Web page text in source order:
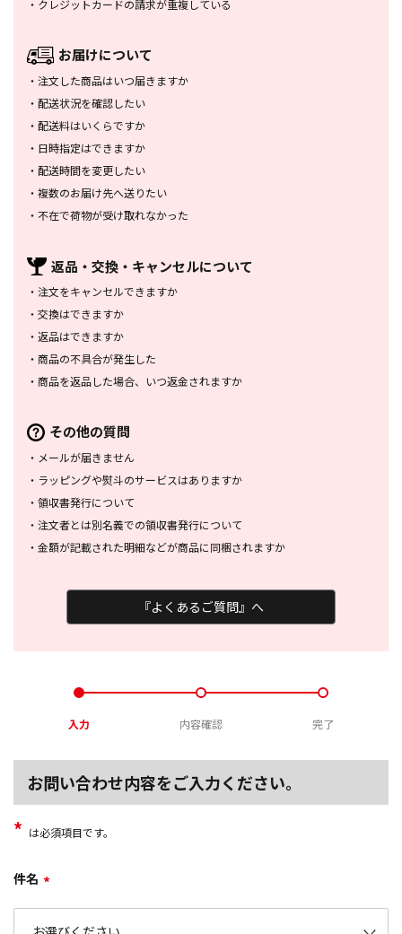
・ クレジットカードの請求が重複している
お届けについて
・ 注文した商品はいつ届きますか
・ 配送状況を確認したい
・ 配送料はいくらですか
・ 日時指定はできますか
・ 配送時間を変更したい
・ 複数のお届け先へ送りたい
・ 不在で荷物が受け取れなかった
返品・交換・ キャンセルについて
・ 注文をキャンセルできますか
・ 交換はできますか
・ 返品はできますか
・ 商品の不具合が発生した
・ 商品を返品した場合、 いつ返金されますか
その他の質問
・ メールが届きません
・ ラッピングや熨斗のサービスはありますか
・ 領収書発行について
・ 注文者とは別名義での領収書発行について
・ 金額が記載された明細などが商品に同梱されますか
『よくあるご質問』へ
入力 内容確認 完了
お問い合わせ内容をご入力ください。
* は必須項目です。
件名 *